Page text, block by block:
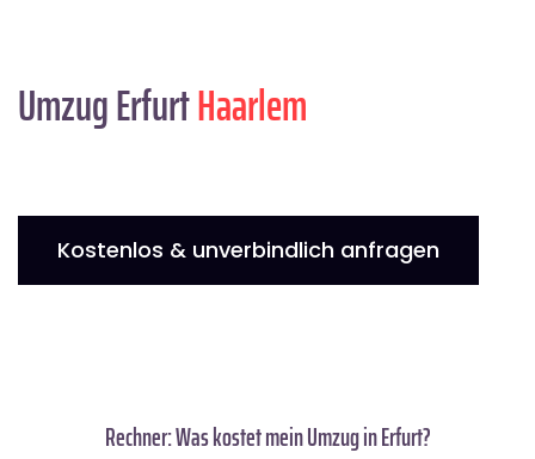
Umzug ErfurtHaarlem
Kostenlos & unverbindlich anfragen
Rechner: Was kostet mein Umzug in Erfurt?